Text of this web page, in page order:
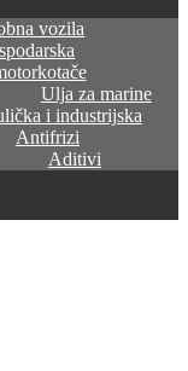
vozila
Ulja za marine
i industrijska
Antifrizi
Aditivi